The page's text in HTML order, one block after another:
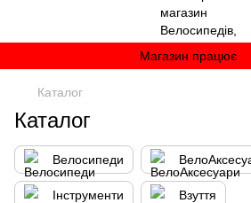
Магазин працює
Каталог
Каталог
Велосипеди
Інструменти Взуття